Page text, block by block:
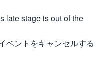
late stage is out of the
ベントをキャンセルする